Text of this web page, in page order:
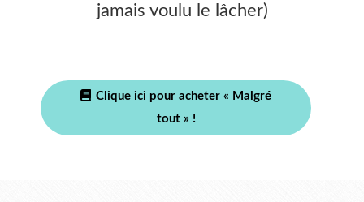
jamais voulu le lâcher)
Clique ici pour acheter « Malgré
tout » !